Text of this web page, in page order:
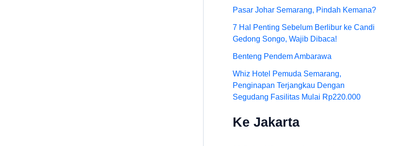
Pasar Johar Semarang, Pindah Kemana?
7 Hal Penting Sebelum Berlibur ke Candi
Gedong Songo, Wajib Dibaca!
Benteng Pendem Ambarawa
Whiz Hotel Pemuda Semarang,
Penginapan Terjangkau Dengan
Segudang Fasilitas Mulai Rp220.000
Ke Jakarta